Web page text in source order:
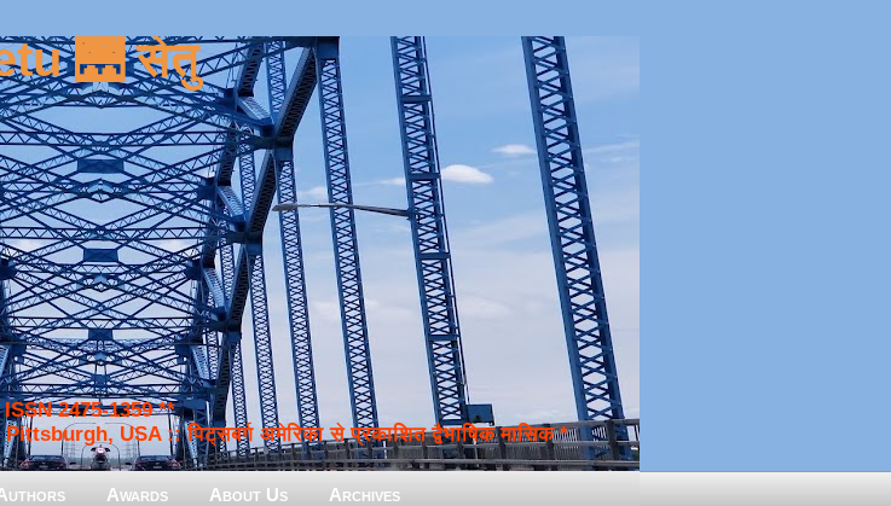
🌉 सेतु
2475-1359 **
USA :: पिट्सबर्ग अमेरिका से प्रकाशित द्वैभाषिक मासिक *
Awards About Us Archives